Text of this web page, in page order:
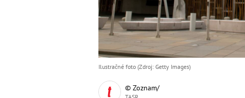
Ilustračné foto (Zdroj: Getty Images)
© Zoznam/